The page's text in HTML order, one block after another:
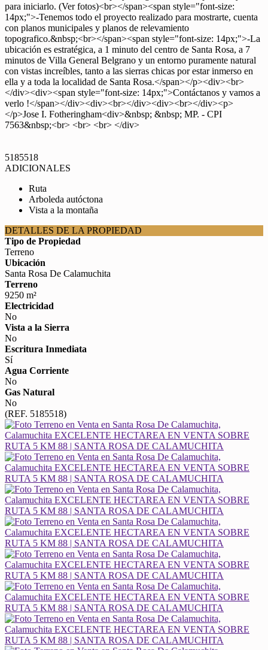
para iniciarlo. (Ver fotos)<br></span><span style="font-size:
14px;">-Tenemos todo el proyecto realizado para mostrarte, cuenta
con planos municipales y planos de relevamiento
topografico.&nbsp;<br></span><span style="font-size: 14px;">-La
ubicación es estratégica, a 1 minuto del centro de Santa Rosa, a 7
minutos de Villa General Belgrano y un entorno puramente natural
con vistas increíbles, tanto a las sierras chicas por estar inmerso en
ella y a toda la localidad de Santa Rosa.</span></p><div><br>
</div><div><span style="font-size: 14px;">Contáctanos y vamos a
verlo !</span></div><div><br></div><div><br></div><p>
</p>Jose I. Fotheringham<div>&nbsp; &nbsp; MP. - CPI
7563&nbsp;<br> <br> <br> </div>
5185518
ADICIONALES
Ruta
Arboleda autóctona
Vista a la montaña
DETALLES DE LA PROPIEDAD
Tipo de Propiedad
Terreno
Ubicación
Santa Rosa De Calamuchita
Terreno
9250 m²
Electricidad
No
Vista a la Sierra
No
Escritura Inmediata
Sí
Agua Corriente
No
Gas Natural
No
(REF. 5185518)